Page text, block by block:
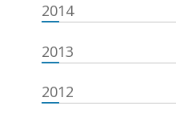
2014
2013
2012